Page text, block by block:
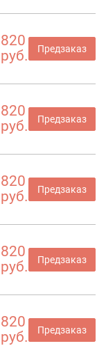
820
руб.
Предзаказ
820
руб.
Предзаказ
820
руб.
Предзаказ
820
руб.
Предзаказ
820
руб.
Предзаказ